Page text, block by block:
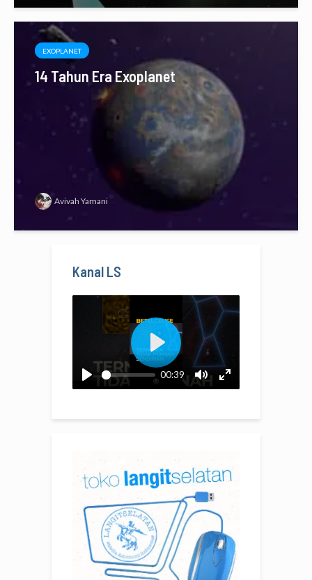
EXOPLANET
14 Tahun Era Exoplanet
Avivah Yamani
Kanal LS